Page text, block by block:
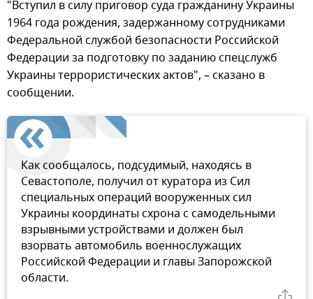
"Вступил в силу приговор суда гражданину Украины
1964 года рождения, задержанному сотрудниками
Федеральной службой безопасности Российской
Федерации за подготовку по заданию спецслужб
Украины террористических актов", – сказано в
сообщении.
Как сообщалось, подсудимый, находясь в
Севастополе, получил от куратора из Сил
специальных операций вооруженных сил
Украины координаты схрона с самодельными
взрывными устройствами и должен был
взорвать автомобиль военнослужащих
Российской Федерации и главы Запорожской
области.